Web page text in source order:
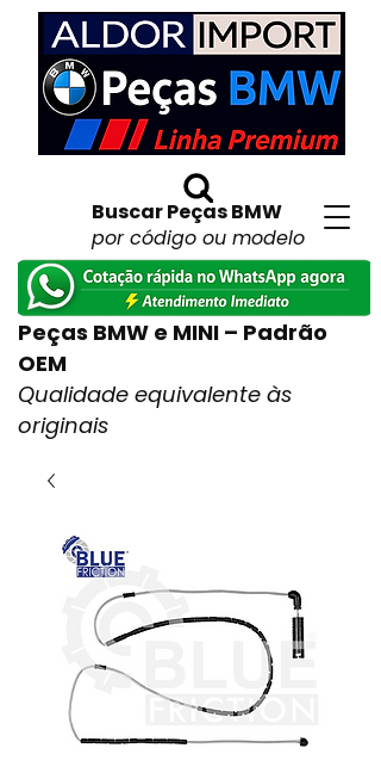
Buscar Peças BMW
por código ou modelo
Peças BMW e MINI – Padrão
OEM
Qualidade equivalente às
originais